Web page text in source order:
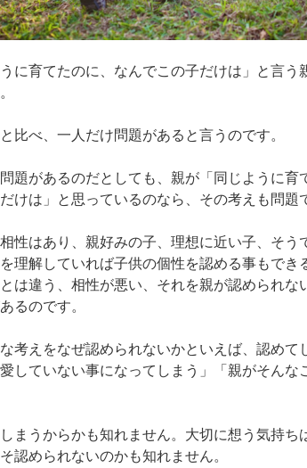
うに育てたのに、なんでこの子だけは」と言う
比べ、一人だけ問題があると言うのです。
題があるのだとしても、親が「同じように育
けは」と思っているのなら、その考えも問題
性はあり、親好みの子、理想に近い子、そう
理解していれば子供の個性を認める事もでき
は違う、相性が悪い、それを親が認められな
るのです。
考えをなぜ認められないかといえば、認めて
愛していない事になってしまう」「親がそんな
まうからかも知れません。大切に想う気持ち
認められないのかも知れません。